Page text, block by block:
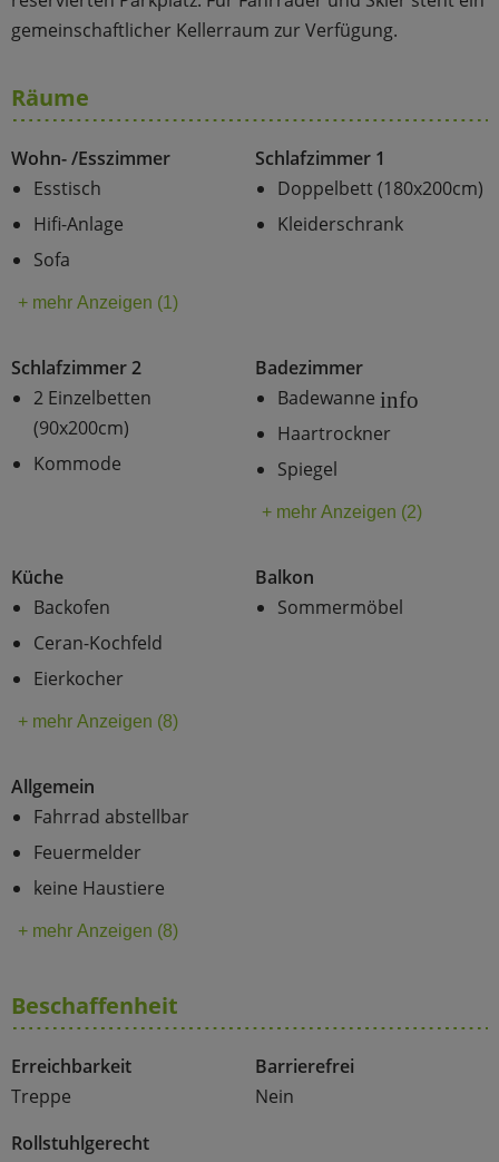
gemeinschaftlicher Kellerraum zur Verfügung.
Räume
Wohn- /Esszimmer
Esstisch
Hifi-Anlage
Sofa
+ mehr Anzeigen (1)
Schlafzimmer 1
Doppelbett (180x200cm)
Kleiderschrank
Schlafzimmer 2
2 Einzelbetten
(90x200cm)
Kommode
Badezimmer
Badewanne info
Haartrockner
Spiegel
+ mehr Anzeigen (2)
Küche
Backofen
Ceran-Kochfeld
Eierkocher
+ mehr Anzeigen (8)
Balkon
Sommermöbel
Allgemein
Fahrrad abstellbar
Feuermelder
keine Haustiere
+ mehr Anzeigen (8)
Beschaffenheit
Erreichbarkeit
Treppe
Barrierefrei
Nein
Rollstuhlgerecht